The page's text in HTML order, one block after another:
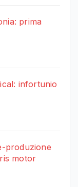
prima
infortunio
produzione
motor